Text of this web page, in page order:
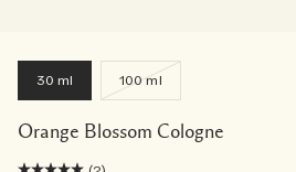
30 ml 100 ml
Orange Blossom Cologne